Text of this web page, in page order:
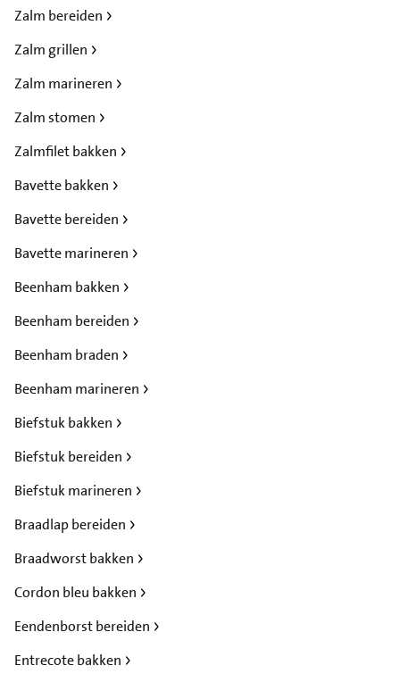
Zalm bereiden
Zalm grillen
Zalm marineren
Zalm stomen
Zalmfilet bakken
Bavette bakken
Bavette bereiden
Bavette marineren
Beenham bakken
Beenham bereiden
Beenham braden
Beenham marineren
Biefstuk bakken
Biefstuk bereiden
Biefstuk marineren
Braadlap bereiden
Braadworst bakken
Cordon bleu bakken
Eendenborst bereiden
Entrecote bakken